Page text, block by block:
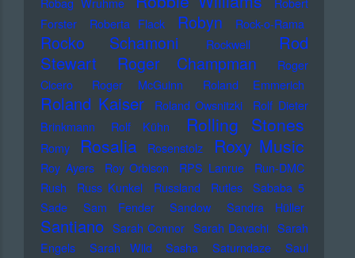
Forster
Roberta Flack Robyn Rock-o-Rama
Rocko Schamoni Rockwell
Rod
Stewart
Roger Champman
Roger
Cicero
Roger McGuinn Roland Emmerich
Roland Kaiser Roland Owsnitzki
Rolf Dieter
Brinkmann
Rolf Kühn Rolling Stones
Romy Rosalia Rosenstolz Roxy Music
Roy Ayers Roy Orbison RPS Lanrue
Run-DMC
Rush
Russ Kunkel Russland Rutles
Sababa 5
Sade
Sam Fender Sandow Sandra Hüller
Santiano Sarah Connor Sarah Davachi Sarah
Engels
Sarah Wild Sasha Saturndaze
Saul